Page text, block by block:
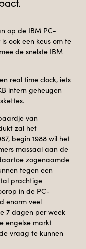
op de IBM PC-
ook een keus om te
de snelste IBM
real time clock, iets
intern geheugen
van
zal het
begin 1988 wil het
massaal aan de
zogenaamde
tegen een
prachtige
in de PC-
enorm veel
7 dagen per week
engelse markt
vraag te kunnen